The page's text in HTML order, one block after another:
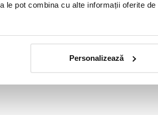
le pot combina cu alte informații oferite
Personalizează
de sange dar in eprubete speciale
de medici specializati in acest tip